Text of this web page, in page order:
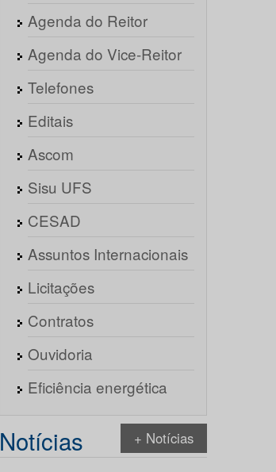
Agenda do Reitor
Agenda do Vice-Reitor
Telefones
Editais
Ascom
Sisu UFS
CESAD
Assuntos Internacionais
Licitações
Contratos
Ouvidoria
Eficiência energética
Notícias + Notícias